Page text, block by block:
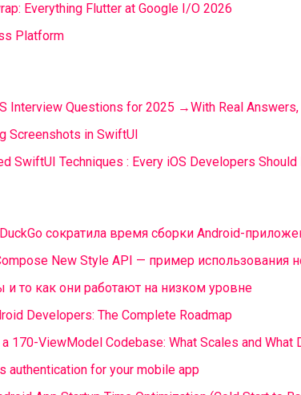
Everything Flutter at Google I/O 2026
Platform
Interview Questions for 2025 →With Real
Screenshots in SwiftUI
SwiftUI Techniques : Every iOS Developers
сократила время сборки Android-
New Style API — пример использования
и то как они работают на низком уровне
Developers: The Complete Roadmap
170-ViewModel Codebase: What Scales and What
authentication for your mobile app